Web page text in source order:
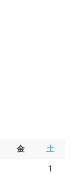
金 土
1